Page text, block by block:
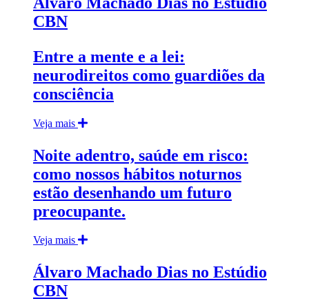
CBN
Entre a mente e a lei:
neurodireitos como guardiões da
consciência
Veja mais
Noite adentro, saúde em risco:
como nossos hábitos noturnos
estão desenhando um futuro
preocupante.
Veja mais
Álvaro Machado Dias no Estúdio
CBN